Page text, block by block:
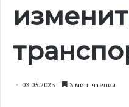
03.05.2023 3 мин. чтения